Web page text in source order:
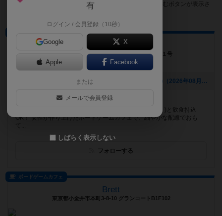
ウントでログインすると、同じ都道府県内の店舗に絞り込むボタンが表示さ
Friends Friends
福岡県福岡市博多区祇園町４−６平田ビル４０１号
[NEW] 福岡・博多でボードゲーム婚活開催！8月29日㈰（2026年08月05日 16時55分）
遊べるボードゲーム
455個
博多のボードゲームカフェ♡広いテーブル(最長220㎝！)と飲食持込
OK！ 女性が作り上げたボードゲームカフェで、細やかな配慮でおも
て...
フォローする
ボードゲームカフェ
Brett
東京都小金井市本町3-8-10 グランコートB1F102
有
ログイン / 会員登録（10秒）
Google X
Apple Facebook
または
メールで会員登録
しばらく表示しない